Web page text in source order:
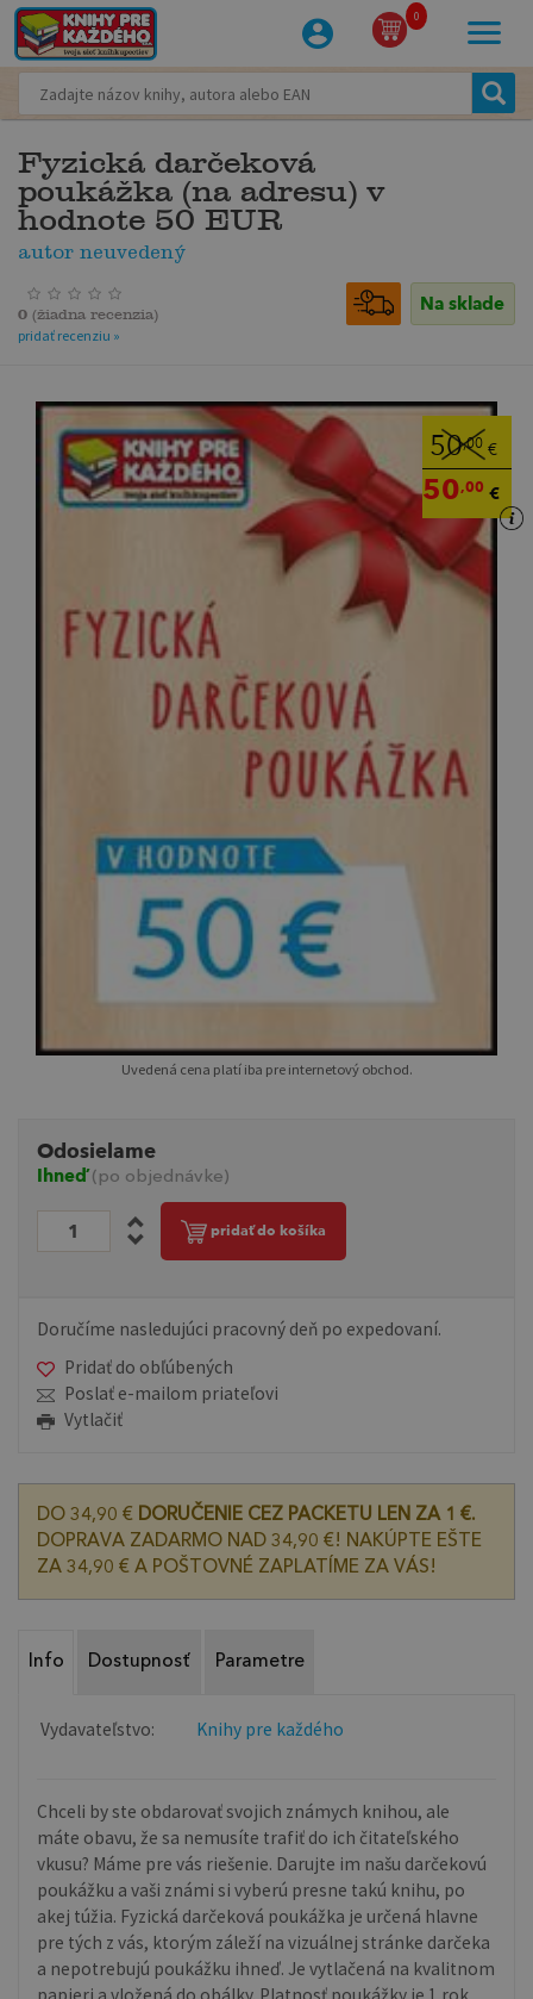
0
Fyzická darčeková
poukážka (na adresu) v
hodnote 50 EUR
autor neuvedený
Na sklade
0 (žiadna recenzia)
pridať recenziu »
50,00 €
50,00 €
Uvedená cena platí iba pre internetový obchod.
Odosielame
Ihneď(po objednávke)
pridať do košíka
Doručíme nasledujúci pracovný deň po expedovaní.
Pridať do obľúbených
Poslať e-mailom priateľovi
Vytlačiť
DO 34,90 € DORUČENIE CEZ PACKETU LEN ZA 1 €.
DOPRAVA ZADARMO NAD 34,90 €! NAKÚPTE EŠTE
ZA 34,90 € A POŠTOVNÉ ZAPLATÍME ZA VÁS!
Info Dostupnosť Parametre
Vydavateľstvo: Knihy pre každého
Chceli by ste obdarovať svojich známych knihou, ale
máte obavu, že sa nemusíte trafiť do ich čitateľského
vkusu? Máme pre vás riešenie. Darujte im našu darčekovú
poukážku a vaši známi si vyberú presne takú knihu, po
akej túžia. Fyzická darčeková poukážka je určená hlavne
pre tých z vás, ktorým záleží na vizuálnej stránke darčeka
a nepotrebujú poukážku ihneď. Je vytlačená na kvalitnom
papieri a vložená do obálky. Platnosť poukážky je 1 rok